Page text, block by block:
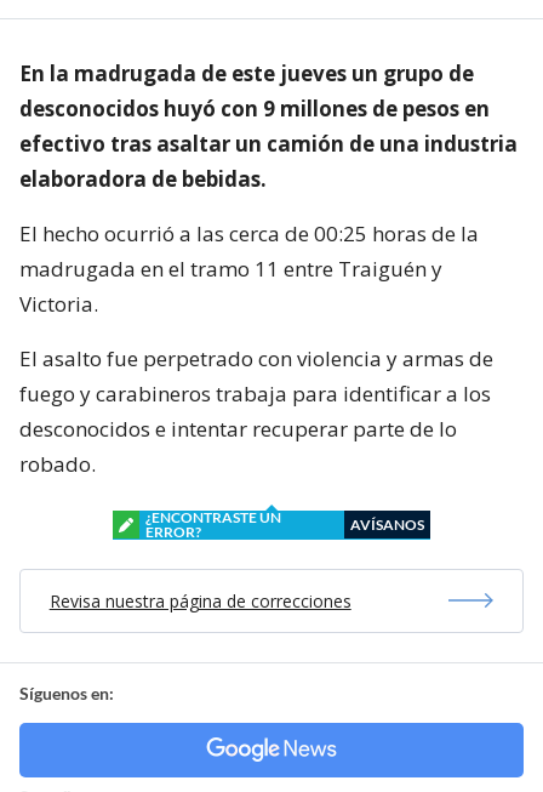
En la madrugada de este jueves un grupo de
desconocidos huyó con 9 millones de pesos en
efectivo tras asaltar un camión de una industria
elaboradora de bebidas.
El hecho ocurrió a las cerca de 00:25 horas de la
madrugada en el tramo 11 entre Traiguén y
Victoria.
El asalto fue perpetrado con violencia y armas de
fuego y carabineros trabaja para identificar a los
desconocidos e intentar recuperar parte de lo
robado.
¿ENCONTRASTE UN
ERROR?
AVÍSANOS
Revisa nuestra página de correcciones
Síguenos en: